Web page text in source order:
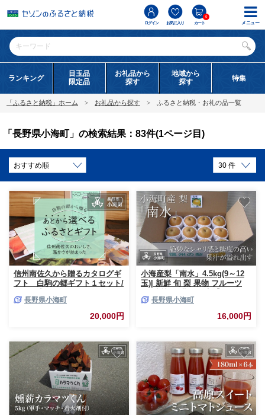
ログイン お気に入り カート
0
ランキング
目玉品
限定品
お礼品から
探す
地域から
探す
特集
「ふるさと納税」ホーム お礼品から探す ふるさと納税・お礼の品一覧
「長野県小海町」の検索結果：83件(1ページ目)
信州南佐久から贈るカタログギ
フト 白駒の郷ギフト１セット/
長野県小海町
20,000円
小海産梨「南水」4.5kg(9～12
玉)| 新鮮 旬 梨 果物 フルーツ
収穫次第発送】 農園直送 長野
長野県小海町
16,000円
メニュー